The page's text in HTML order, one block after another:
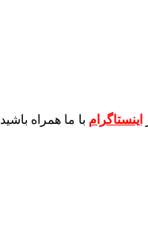
اینستاگرام با ما همراه باشید